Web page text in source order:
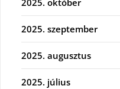
2025. október
2025. szeptember
2025. augusztus
2025. július